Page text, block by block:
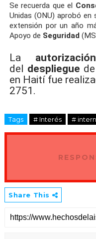
Se recuerda que el
Unidas (ONU) aprobó en
extensión por un año
Apoyo de Seguridad
La autorización
del despliegue
en Haití fue
2751.
Tags # Interés #
Share This